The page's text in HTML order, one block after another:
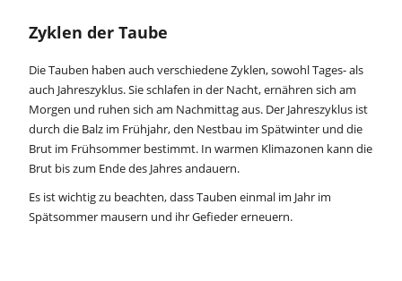
Zyklen der Taube
Die Tauben haben auch verschiedene Zyklen, sowohl Tages- als
auch Jahreszyklus. Sie schlafen in der Nacht, ernähren sich am
Morgen und ruhen sich am Nachmittag aus. Der Jahreszyklus ist
durch die Balz im Frühjahr, den Nestbau im Spätwinter und die
Brut im Frühsommer bestimmt. In warmen Klimazonen kann die
Brut bis zum Ende des Jahres andauern.
Es ist wichtig zu beachten, dass Tauben einmal im Jahr im
Spätsommer mausern und ihr Gefieder erneuern.